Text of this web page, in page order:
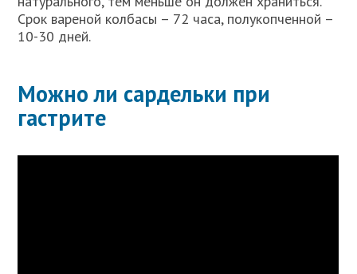
Срок вареной колбасы – 72 часа, полукопченной –
10-30 дней.
Можно ли сардельки при
гастрите